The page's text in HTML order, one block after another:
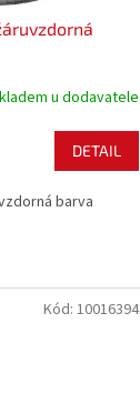
u dodavatele
DETAIL
barva
Kód: 10016394